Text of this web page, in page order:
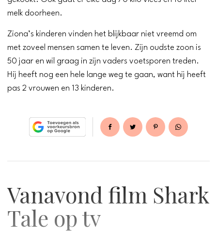
melk doorheen.
Ziona’s kinderen vinden het blijkbaar niet vreemd om
met zoveel mensen samen te leven. Zijn oudste zoon is
50 jaar en wil graag in zijn vaders voetsporen treden.
Hij heeft nog een hele lange weg te gaan, want hij heeft
pas 2 vrouwen en 13 kinderen.
Vanavond film Shark
Tale op tv